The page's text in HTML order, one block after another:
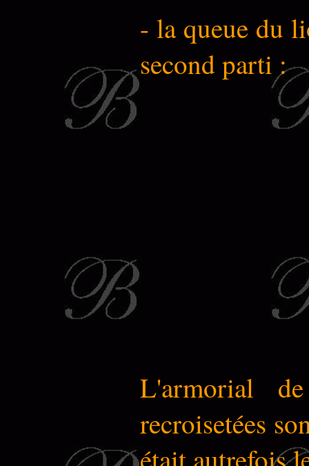
- la queue du
second parti :
L'armorial
recroisetées